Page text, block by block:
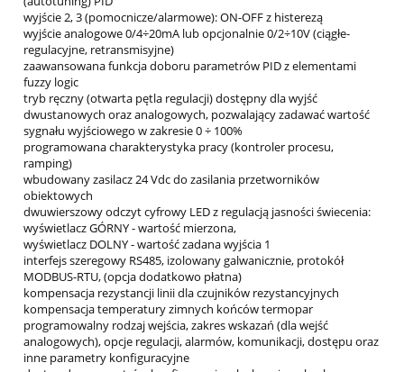
wyjście 2, 3 (pomocnicze/alarmowe): ON-OFF z histerezą
wyjście analogowe 0/4÷20mA lub opcjonalnie 0/2÷10V (ciągłe-
regulacyjne, retransmisyjne)
zaawansowana funkcja doboru parametrów PID z elementami
fuzzy logic
tryb ręczny (otwarta pętla regulacji) dostępny dla wyjść
dwustanowych oraz analogowych, pozwalający zadawać wartość
sygnału wyjściowego w zakresie 0 ÷ 100%
programowana charakterystyka pracy (kontroler procesu,
ramping)
wbudowany zasilacz 24 Vdc do zasilania przetworników
obiektowych
dwuwierszowy odczyt cyfrowy LED z regulacją jasności świecenia:
wyświetlacz GÓRNY - wartość mierzona,
wyświetlacz DOLNY - wartość zadana wyjścia 1
interfejs szeregowy RS485, izolowany galwanicznie, protokół
MODBUS-RTU, (opcja dodatkowo płatna)
kompensacja rezystancji linii dla czujników rezystancyjnych
kompensacja temperatury zimnych końców termopar
programowalny rodzaj wejścia, zakres wskazań (dla wejść
analogowych), opcje regulacji, alarmów, komunikacji, dostępu oraz
inne parametry konfiguracyjne